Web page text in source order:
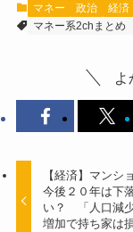
マネー 政治
経済
マネー系2chまとめ
よ
【経済】マンシ
今後２０年は下
い？ 「人口減
増加で持ち家は